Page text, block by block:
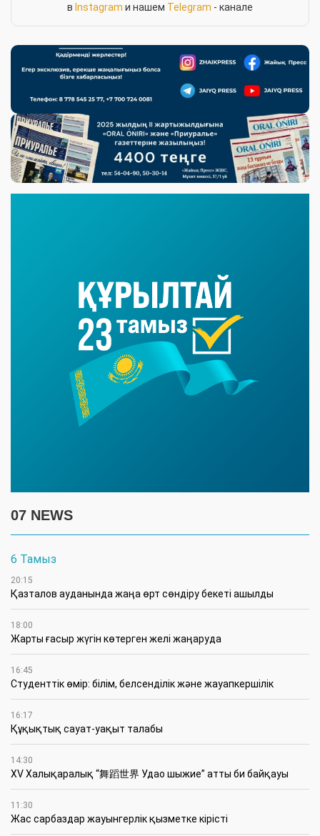
в Instagram и нашем Telegram - канале
07 NEWS
6 Тамыз
20:15
Қазталов ауданында жаңа өрт сөндіру бекеті ашылды
18:00
Жарты ғасыр жүгін көтерген желі жаңаруда
16:45
Студенттік өмір: білім, белсенділік және жауапкершілік
16:17
Құқықтық сауат-уақыт талабы
14:30
XV Халықаралық “舞蹈世界 Удао шыжие” атты би байқауы
11:30
Жас сарбаздар жауынгерлік қызметке кірісті